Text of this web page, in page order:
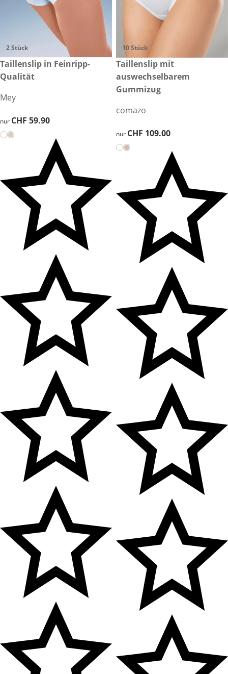
2 Stück
CHF 59.90
Taillenslip in Feinripp-
Qualität
Mey
CHF 59.90
nur CHF 59.90
10 Stück
CHF 109.00
Taillenslip mit
auswechselbarem
Gummizug
comazo
CHF 109.00
nur CHF 109.00